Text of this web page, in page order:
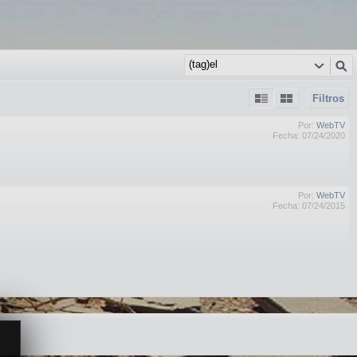
Filtros
Por: WebTV
Fecha: 07/24/2020
Por: WebTV
Fecha: 07/24/2015